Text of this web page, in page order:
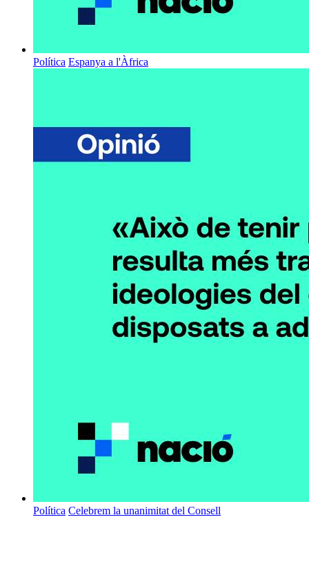
Política Espanya a l'Àfrica
Política Celebrem la unanimitat del Consell